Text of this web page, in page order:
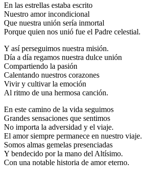
En las estrellas estaba escrito
Nuestro amor incondicional
Que nuestra unión sería inmortal
Porque quien nos unió fue el Padre celestial.
Y así perseguimos nuestra misión.
Día a día regamos nuestra dulce unión
Compartiendo la pasión
Calentando nuestros corazones
Vivir y cultivar la emoción
Al ritmo de una hermosa canción.
En este camino de la vida seguimos
Grandes sensaciones que sentimos
No importa la adversidad y el viaje.
El amor siempre permanece en nuestro viaje.
Somos almas gemelas presenciadas
Y bendecido por la mano del Altísimo.
Con una notable historia de amor eterno.